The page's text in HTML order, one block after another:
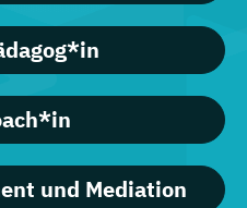
und Mediation